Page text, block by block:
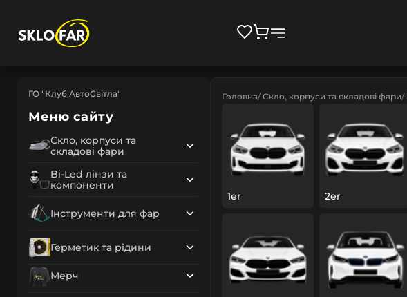
ГО "Клуб АвтоСвітла"
Меню сайту
Скло, корпуси та
складові фари
Bi-Led лінзи та
компоненти
Інструменти для фар
Герметик та рідини
Мерч
Головна Скло, корпуси та складові фари
1er 2er